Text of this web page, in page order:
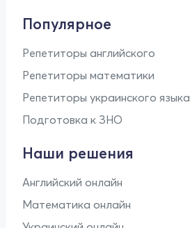
Популярное
Репетиторы английского
Репетиторы математики
Репетиторы украинского языка
Подготовка к ЗНО
Наши решения
Английский онлайн
Математика онлайн